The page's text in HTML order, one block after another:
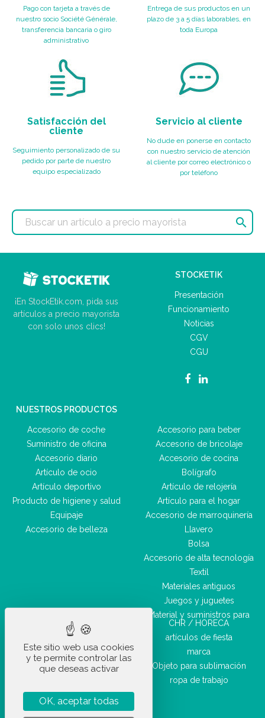
Pago con tarjeta a través de
nuestro socio Société Générale,
transferencia bancaria o giro
administrativo
Entrega de sus productos en un
plazo de 3 a 5 días laborables, en
toda Europa
Satisfacción del
cliente
Seguimiento personalizado de su
pedido por parte de nuestro
equipo especializado
Servicio al cliente
No dude en ponerse en contacto
con nuestro servicio de atención
al cliente por correo electrónico o
por teléfono

¡En StockEtik.com, pida sus
artículos a precio mayorista
con solo unos clics!
STOCKETIK
Presentación
Funcionamiento
Noticias
CGV
CGU
NUESTROS PRODUCTOS
Accesorio de coche
Suministro de oficina
Accesorio diario
Artículo de ocio
Artículo deportivo
Producto de higiene y salud
Equipaje
Accesorio de belleza
Accesorio para beber
Accesorio de bricolaje
Accesorio de cocina
Bolígrafo
Artículo de relojería
Artículo para el hogar
Accesorio de marroquinería
Llavero
Bolsa
Accesorio de alta tecnología
Textil
Materiales antiguos
Juegos y juguetes
Material y suministros para
CHR / HORECA
artículos de fiesta
marca
Objeto para sublimación
ropa de trabajo
Este sitio web usa cookies
y te permite controlar las
que deseas activar
OK, aceptar todas